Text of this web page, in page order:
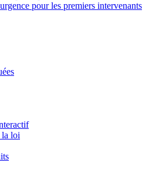
pour les premiers intervenants
la loi